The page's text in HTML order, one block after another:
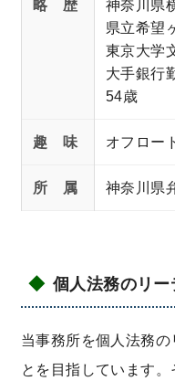
限定承認とは？
金沢文庫事務所
東京事務所（丸の内）
大阪事務所（梅田）
略 歴
神奈川県
県立希望
東京大学
大手銀行
54歳
趣 味 オフロー
所 属 神奈川県
個人法務のリ
当事務所を個人法務
とを目指しています